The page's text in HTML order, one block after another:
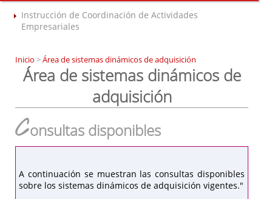
Instrucción de Coordinación de Actividades
Empresariales
Inicio >Área de sistemas dinámicos de adquisición
Área de sistemas dinámicos de
adquisición
Consultas disponibles
A continuación se muestran las consultas disponibles
sobre los sistemas dinámicos de adquisición vigentes."